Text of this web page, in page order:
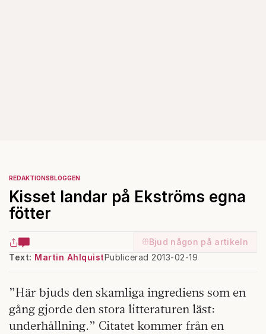
REDAKTIONSBLOGGEN
Kisset landar på Ekströms egna
fötter
Bjud någon på artikeln
Text: Martin AhlquistPublicerad 2013-02-19
”Här bjuds den skamliga ingrediens som en
gång gjorde den stora litteraturen läst:
underhållning.” Citatet kommer från en